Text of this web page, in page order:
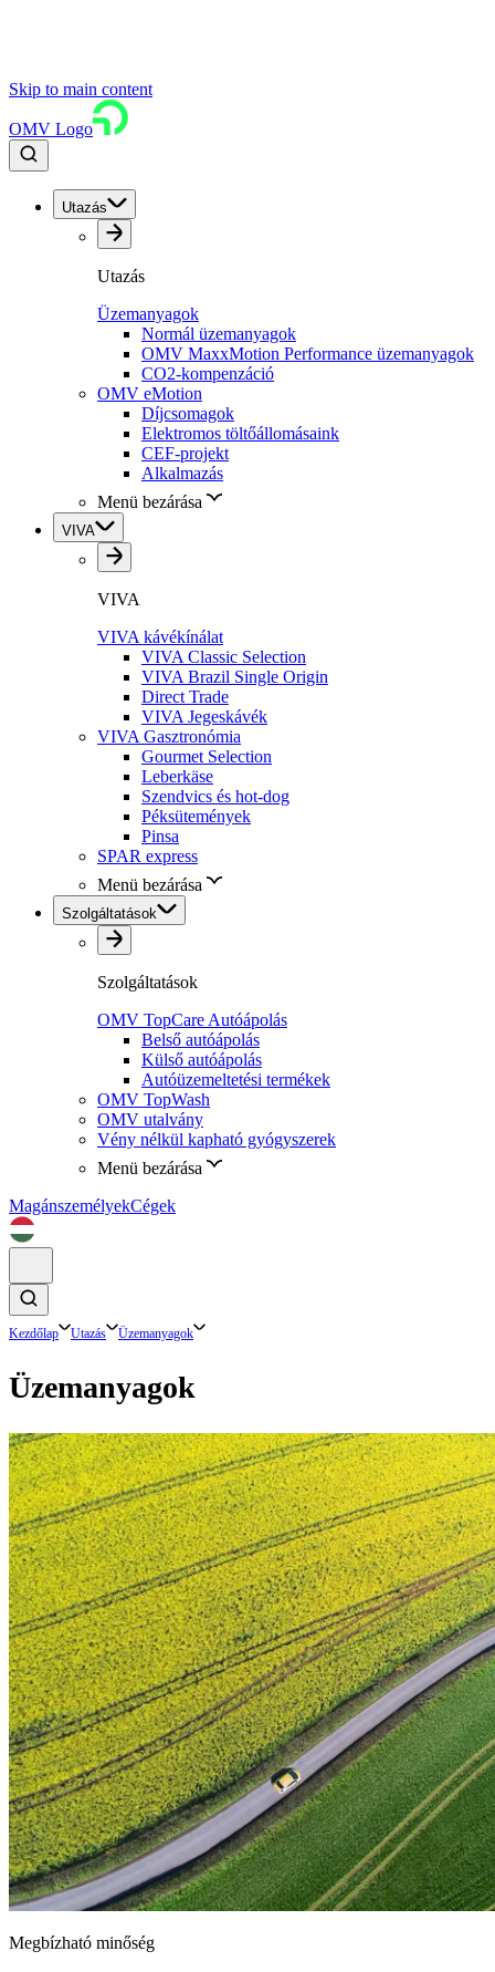
Skip to main content
OMV Logo
Utazás
Utazás
Üzemanyagok
Normál üzemanyagok
OMV MaxxMotion Performance üzemanyagok
CO2-kompenzáció
OMV eMotion
Díjcsomagok
Elektromos töltőállomásaink
CEF-projekt
Alkalmazás
Menü bezárása
VIVA
VIVA
VIVA kávékínálat
VIVA Classic Selection
VIVA Brazil Single Origin
Direct Trade
VIVA Jegeskávék
VIVA Gasztronómia
Gourmet Selection
Leberkäse
Szendvics és hot-dog
Péksütemények
Pinsa
SPAR express
Menü bezárása
Szolgáltatások
Szolgáltatások
OMV TopCare Autóápolás
Belső autóápolás
Külső autóápolás
Autóüzemeltetési termékek
OMV TopWash
OMV utalvány
Vény nélkül kapható gyógyszerek
Menü bezárása
MagánszemélyekCégek
Kezdőlap Utazás Üzemanyagok
Üzemanyagok
Megbízható minőség